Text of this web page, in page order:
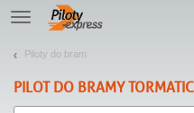
TE
navigation
Piloty do bram
PILOT DO BRAMYTORMATIC
Pozwól, że przedstawimy nasze ciasteczka!